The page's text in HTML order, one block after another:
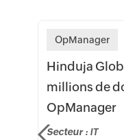
OpManager
Hinduja
millions de
OpManager
Secteur : IT